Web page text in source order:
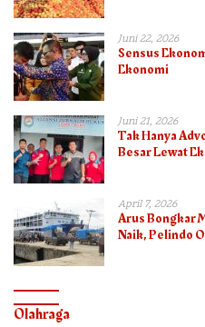
Juni 22, 2026
Sensus
Ekonomi
Juni 21, 2026
Tak Hanya
Besar Lewat
April 7, 2026
Arus Bongkar
Naik, Pelindo
Olahraga